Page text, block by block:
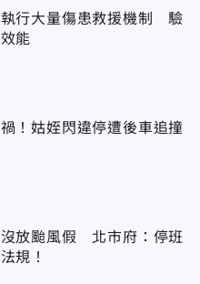
行大量傷患救援機制 驗
能
！姑姪閃違停遭後車追撞
放颱風假 北市府：停班
規！